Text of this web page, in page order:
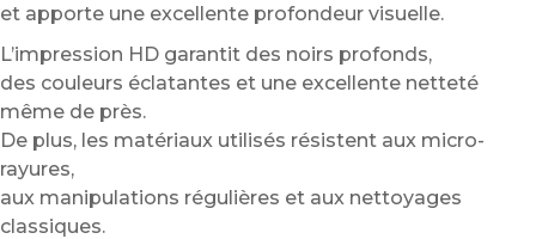
et apporte une excellente profondeur visuelle.
L’impression HD garantit des noirs profonds,
des couleurs éclatantes et une excellente netteté
même de près.
De plus, les matériaux utilisés résistent aux micro-
rayures,
aux manipulations régulières et aux nettoyages
classiques.